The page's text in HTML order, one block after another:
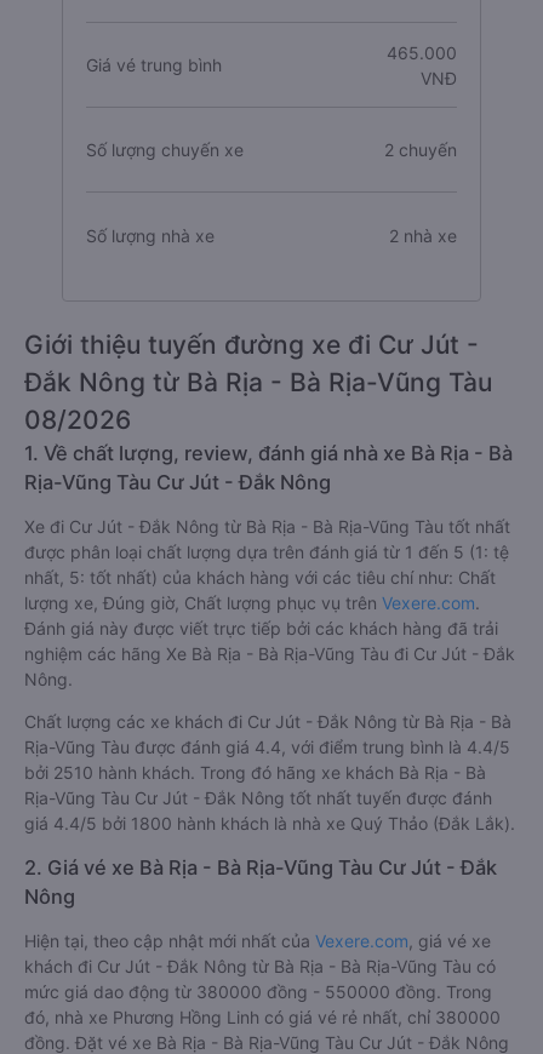
Giá vé trung bình
465.000
VNĐ
Số lượng chuyến xe 2 chuyến
Số lượng nhà xe 2 nhà xe
Giới thiệu tuyến đường xe đi Cư Jút -
Đắk Nông từ Bà Rịa - Bà Rịa-Vũng Tàu
08/2026
1. Về chất lượng, review, đánh giá nhà xe Bà Rịa - Bà
Rịa-Vũng Tàu Cư Jút - Đắk Nông
Xe đi Cư Jút - Đắk Nông từ Bà Rịa - Bà Rịa-Vũng Tàu tốt nhất
được phân loại chất lượng dựa trên đánh giá từ 1 đến 5 (1: tệ
nhất, 5: tốt nhất) của khách hàng với các tiêu chí như: Chất
lượng xe, Đúng giờ, Chất lượng phục vụ trên Vexere.com.
Đánh giá này được viết trực tiếp bởi các khách hàng đã trải
nghiệm các hãng Xe Bà Rịa - Bà Rịa-Vũng Tàu đi Cư Jút - Đắk
Nông.
Chất lượng các xe khách đi Cư Jút - Đắk Nông từ Bà Rịa - Bà
Rịa-Vũng Tàu được đánh giá 4.4, với điểm trung bình là 4.4/5
bởi 2510 hành khách. Trong đó hãng xe khách Bà Rịa - Bà
Rịa-Vũng Tàu Cư Jút - Đắk Nông tốt nhất tuyến được đánh
giá 4.4/5 bởi 1800 hành khách là nhà xe Quý Thảo (Đắk Lắk).
2. Giá vé xe Bà Rịa - Bà Rịa-Vũng Tàu Cư Jút - Đắk
Nông
Hiện tại, theo cập nhật mới nhất của Vexere.com , giá vé xe
khách đi Cư Jút - Đắk Nông từ Bà Rịa - Bà Rịa-Vũng Tàu có
mức giá dao động từ 380000 đồng - 550000 đồng. Trong
đó, nhà xe Phương Hồng Linh có giá vé rẻ nhất, chỉ 380000
đồng. Đặt vé xe Bà Rịa - Bà Rịa-Vũng Tàu Cư Jút - Đắk Nông